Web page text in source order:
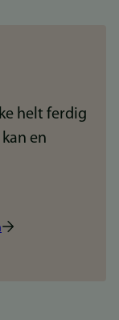
helt ferdig
en